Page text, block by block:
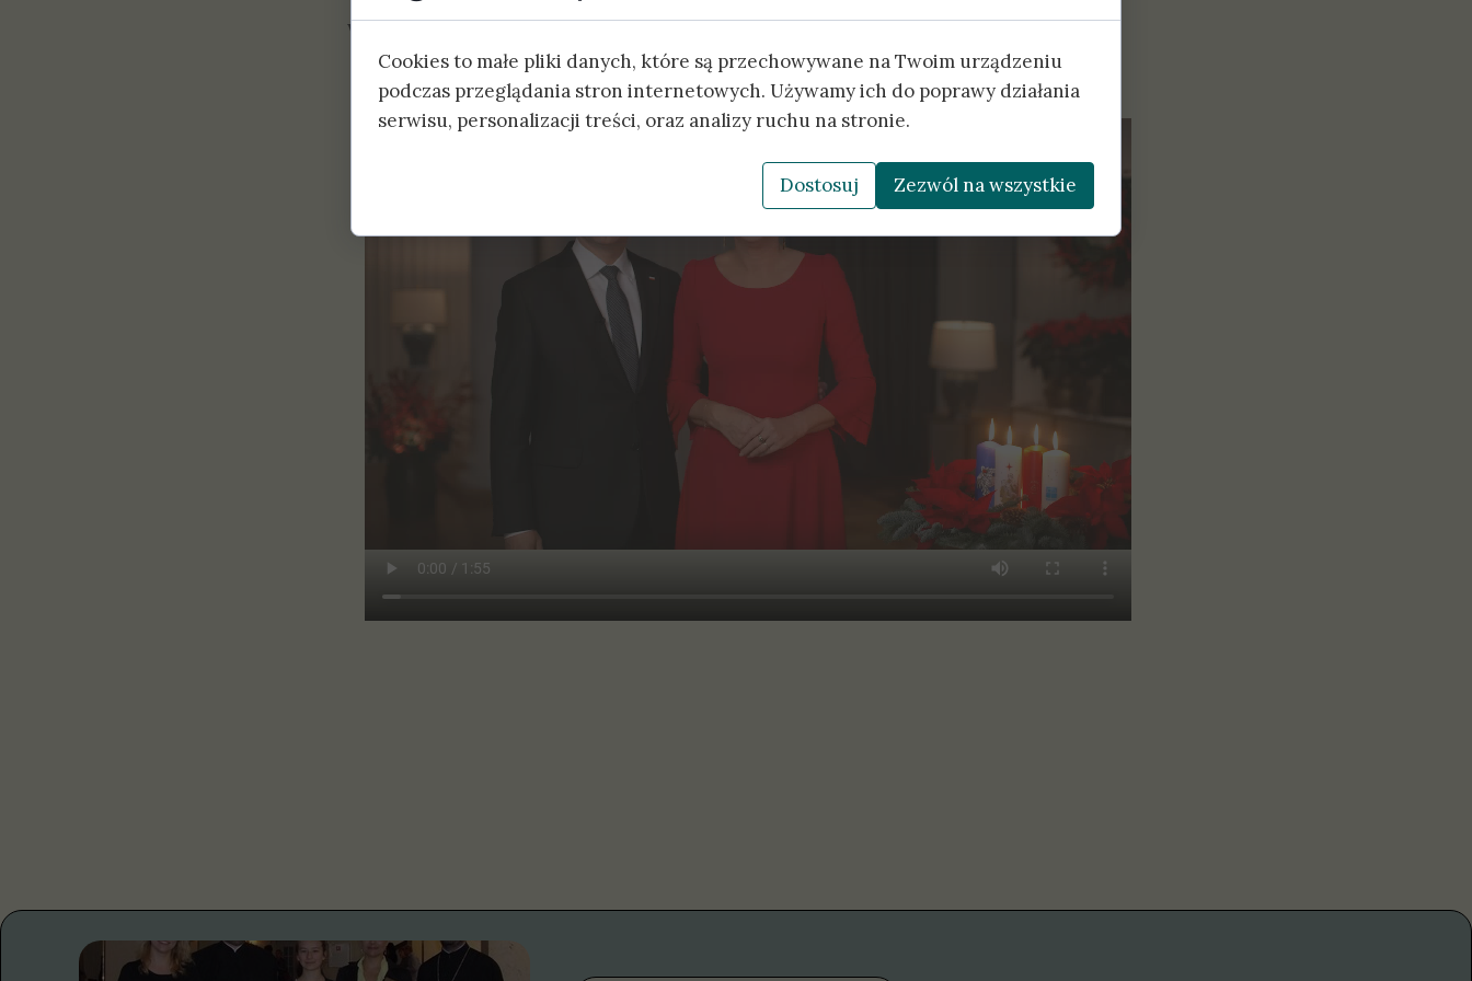
W bieżącym roku pragną nam przekazać te oto słowa:
Cookies to małe pliki danych, które są przechowywane na Twoim urządzeniu
podczas przeglądania stron internetowych. Używamy ich do poprawy działania
serwisu, personalizacji treści, oraz analizy ruchu na stronie.
Dostosuj Zezwól na wszystkie